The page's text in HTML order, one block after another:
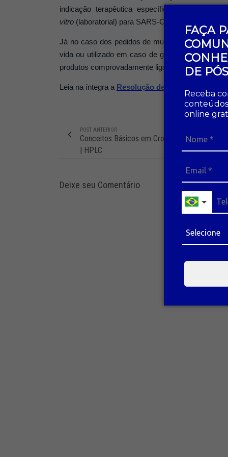
FAÇA
DE
Receba
online
indicação terapêutica específica para
vitro (laboratorial) para SARS-CoV-2.
Já no caso dos pedidos de mudanças pós-
vida ou utilizado em caso de grave risco à
produtos comprovadamente ligada ao novo
Leia na íntegra a Resolução de Diretoria
POST ANTERIOR
Conceitos Básicos em Cromatografia Liquida
| HPLC
Deixe seu Comentário